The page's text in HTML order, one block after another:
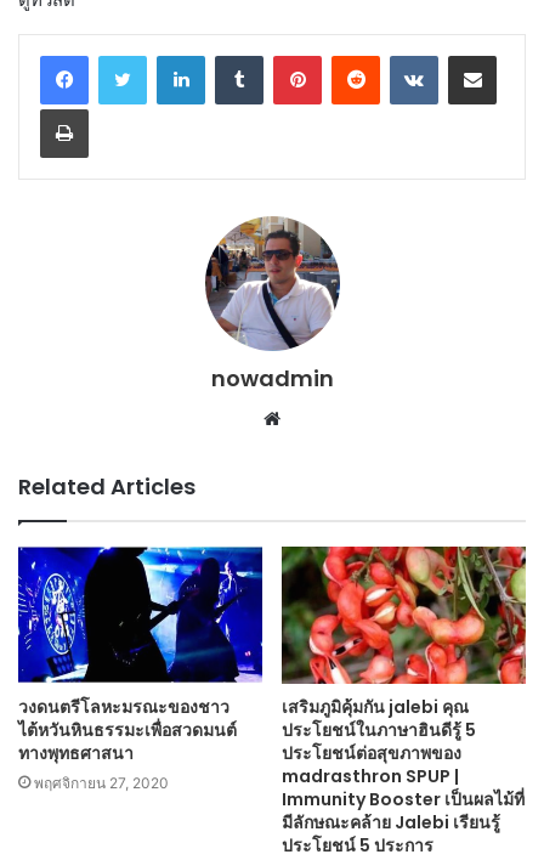
LinkedInTumblr PinterestReddit VKontakteShare via Email
Print
nowadmin
Website
Related Articles
วงดนตรีโลหะมรณะของชาว
ไต้หวันหินธรรมะเพื่อสวดมนต์
ทางพุทธศาสนา
พฤศจิกายน 27, 2020
เสริมภูมิคุ้มกัน jalebi คุณ
ประโยชน์ในภาษาฮินดีรู้ 5
ประโยชน์ต่อสุขภาพของ
madrasthron SPUP |
Immunity Booster เป็นผลไม้ที่
มีลักษณะคล้าย Jalebi เรียนรู้
ประโยชน์ 5 ประการ